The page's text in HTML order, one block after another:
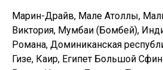
Марин-Драйв, Мале Атоллы,
Виктория, Мумбаи (Бомбей),
Романа, Доминиканская
Гизе, Каир, Египет Большой